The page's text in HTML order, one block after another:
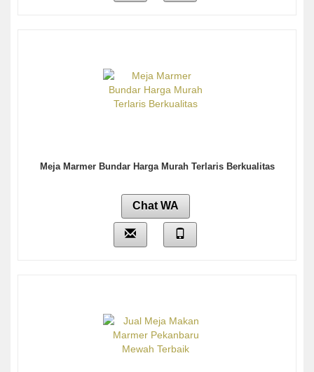
Meja Marmer Bundar Harga Murah Terlaris Berkualitas
Chat WA